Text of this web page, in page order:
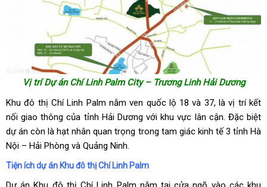
Vị trí Dự án Chí Linh Palm City – Trương Linh Hải Dương
Khu đô thị Chí Linh Palm nằm ven quốc lộ 18 và 37, là vị trí kết
nối giao thông của tỉnh Hải Dương với khu vực lân cận. Đặc biệt
dự án còn là hạt nhân quan trọng trong tam giác kinh tế 3 tỉnh Hà
Nội – Hải Phòng và Quảng Ninh.
Tiện ích dự án Khu đô thị Chí Linh Palm